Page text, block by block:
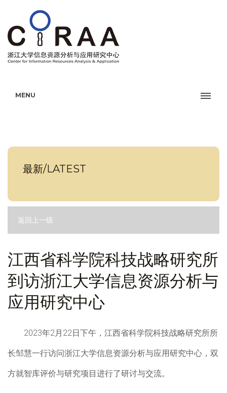
MENU
最新/LATEST
返回上一级
江西省科学院科技战略研究所
到访浙江大学信息资源分析与
应用研究中心
2023年2月22日下午，江西省科学院科技战略研究所所
长邹慧一行访问浙江大学信息资源分析与应用研究中心，双
方就智库评价与研究项目进行了研讨与交流。